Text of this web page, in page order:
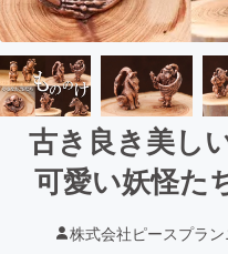
古き良き美し
可愛い妖怪た
株式会社ピースプラ